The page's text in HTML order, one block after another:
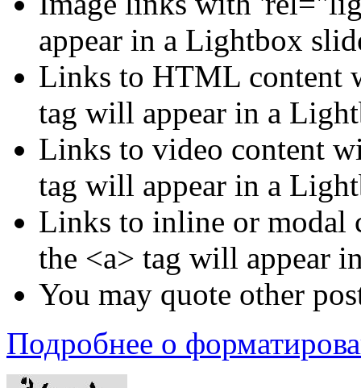
appear in a Lightbox
Links to HTML content
tag will appear in a
Links to video content
tag will appear in a
Links to inline or
the <a> tag will appear
You may quote other
Подробнее о